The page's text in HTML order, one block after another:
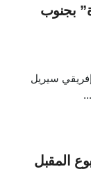
بجنوب
سيريل
المقبل